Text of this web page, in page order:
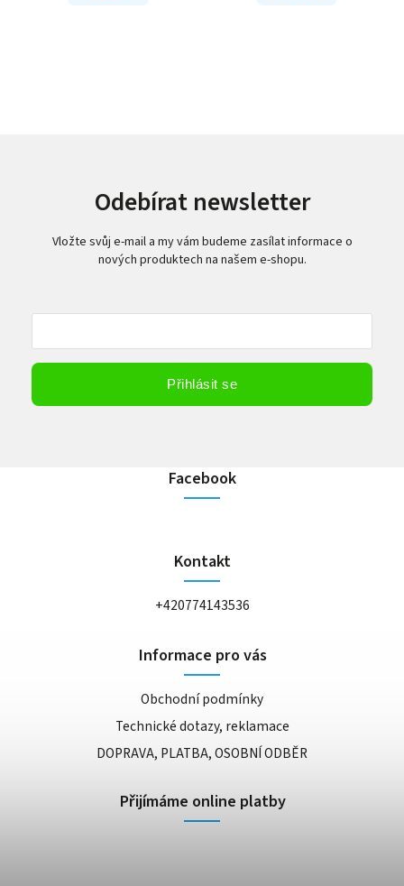
Odebírat newsletter
Vložte svůj e-mail a my vám budeme zasílat informace o
nových produktech na našem e-shopu.
Přihlásit se
Facebook
Kontakt
+420774143536
Informace pro vás
Obchodní podmínky
Technické dotazy, reklamace
DOPRAVA, PLATBA, OSOBNÍ ODBĚR
Přijímáme online platby